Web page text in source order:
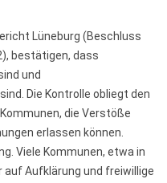
Lüneburg (Beschluss
bestätigen, dass
und
sind. Die Kontrolle obliegt den
die Verstöße
erlassen können.
Viele Kommunen, etwa in
Aufklärung und freiwillige